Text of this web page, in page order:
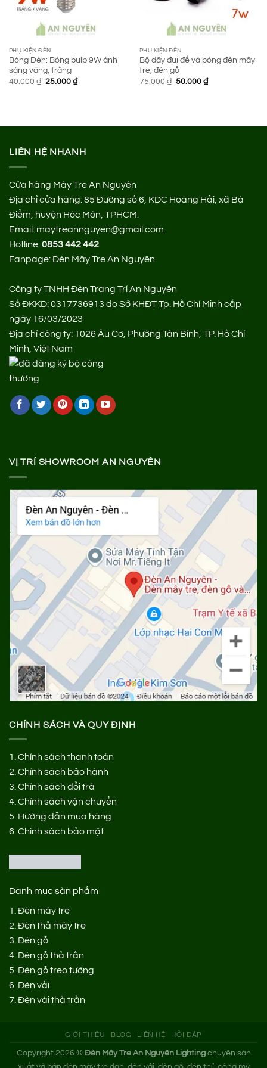
PHỤ KIỆN ĐÈN
Bóng Đèn: Bóng bulb 9W ánh
sáng vàng, trắng
40.000₫ Giá
25.000 ₫Giá
PHỤ KIỆN ĐÈN
Bộ dây đui đế và bóng đèn mây
tre, đèn gỗ
75.000₫ Giá
50.000 ₫Giá
LIÊN HỆ NHANH
Cửa hàng Mây Tre An Nguyên
Địa chỉ cửa hàng:85 Đường số 6, KDC Hoàng Hải, xã Bà
Điểm, huyện Hóc Môn, TPHCM.
Email: maytreannguyen@gmail.com
Hotline:0853 442 442
Fanpage:Đèn Mây Tre An Nguyên
Công ty TNHH Đèn Trang Trí An Nguyên
Số ĐKKD: 0317736913 do Sở KHĐT Tp. Hồ Chí Minh cấp
ngày 16/03/2023
Địa chỉ công ty: 1026 Âu Cơ, Phường Tân Bình, TP. Hồ Chí
Minh, Việt Nam
VỊ TRÍ SHOWROOM AN NGUYÊN
CHÍNH SÁCH VÀ QUY ĐỊNH
1.Chính sách thanh toán
2.Chính sách bảo hành
3.Chính sách đổi trả
4.Chính sách vận chuyển
5. Hướng dẫn mua hàng
6.Chính sách bảo mật
Danh mục sản phẩm
1.Đèn mây tre
2.Đèn thả mây tre
3.Đèn gỗ
4.Đèn gỗ thả trần
5.Đèn gỗ treo tường
6.Đèn vải
7.Đèn vải thả trần
GIỚI THIỆU BLOG LIÊN HỆ HỎI ĐÁP
Copyright 2026 © Đèn Mây Tre An Nguyên Lightingchuyên sản